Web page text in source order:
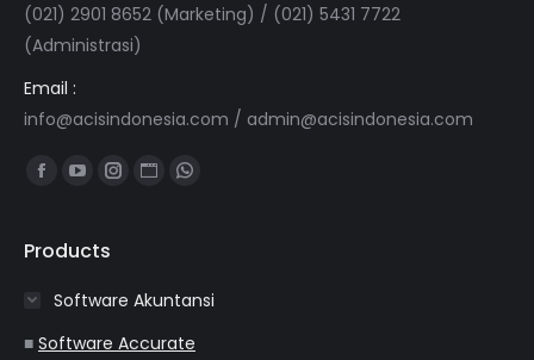
(021) 2901 8652 (Marketing) / (021) 5431 7722
(Administrasi)
Email :
info@acisindonesia.com / admin@acisindonesia.com
Find us on:
Facebook
opens
new
window
YouTube
opens
new
window
Instagram
new
window
Website
new
window
Whatsapp
new
window
Products
Software Akuntansi
■ Software Accurate